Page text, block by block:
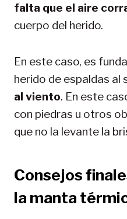
falta que el aire
cuerpo del herido.
En este caso, es
herido de espaldas al
al viento. En este
con piedras u otros
que no la levante la
Consejos
la manta